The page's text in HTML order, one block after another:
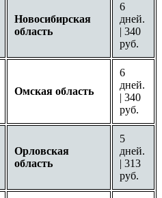
Новосибирская
область
6
дней.
| 340
руб.
Омская область
6
дней.
| 340
руб.
Орловская
область
5
дней.
| 313
руб.